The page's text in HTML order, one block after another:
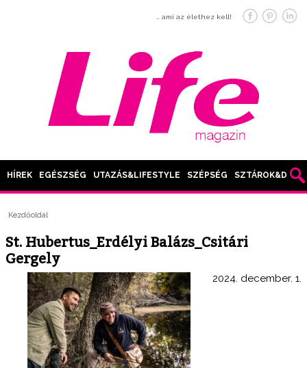
… ami az élethez kell!
HÍREK EGÉSZSÉG UTAZÁS&LIFESTYLE SZÉPSÉG SZTÁROK&DIVAT
Kezdőoldal
St. Hubertus_Erdélyi Balázs_Csitári
Gergely
2024. december. 1.